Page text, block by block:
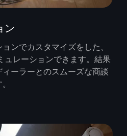
ン
ンでカスタマイズをした、
レーションできます。結果
ーラーとのスムーズな商談